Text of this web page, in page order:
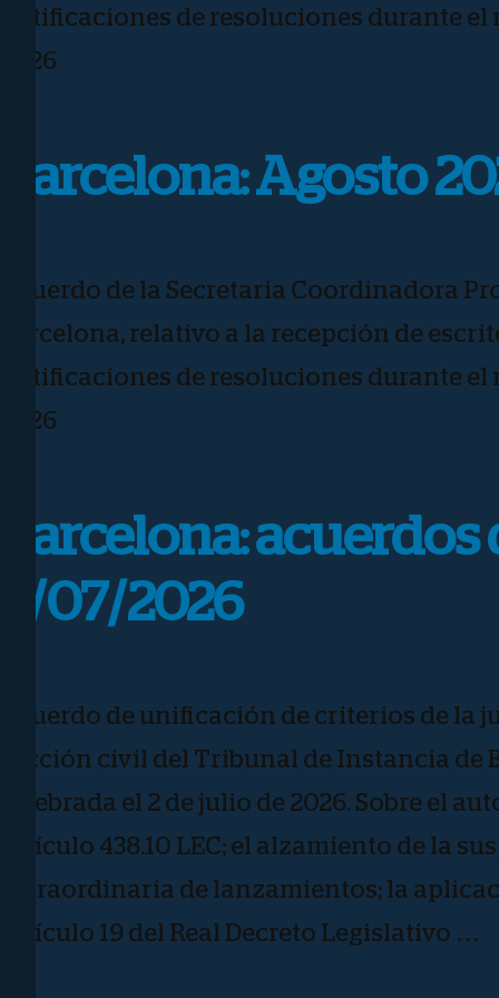
notificaciones de resoluciones durante el
2026
Barcelona: Agosto
Acuerdo de la Secretaria Coordinadora
Barcelona, relativo a la recepción de
notificaciones de resoluciones durante el
2026
Barcelona:
2/07/2026
Acuerdo de unificación de criterios de la
sección civil del Tribunal de Instancia de
celebrada el 2 de julio de 2026. Sobre el
artículo 438.10 LEC; el alzamiento de la
extraordinaria de lanzamientos; la
artículo 19 del Real Decreto Legislativo …